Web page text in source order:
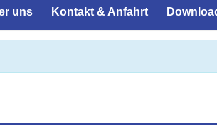
uns Kontakt & Anfahrt